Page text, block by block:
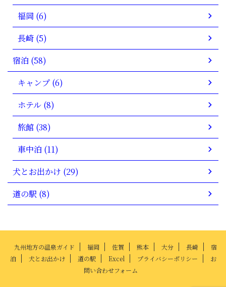
福岡 (6)
長崎 (5)
宿泊 (58)
キャンプ (6)
ホテル (8)
旅館 (38)
車中泊 (11)
犬とお出かけ (29)
道の駅 (8)
九州地方の温泉ガイド 福岡 佐賀 熊本 大分 長崎
宿
泊
犬とお出かけ 道の駅 Excel プライバシーポリシー
お
問い合わせフォーム